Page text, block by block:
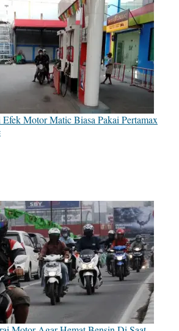
Motor Matic Biasa Pakai Pertamax